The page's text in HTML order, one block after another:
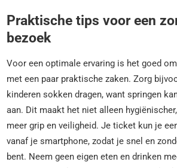
Praktische tips voor een
bezoek
Voor een optimale ervaring is het goed
met een paar praktische zaken. Zorg
kinderen sokken dragen, want springen
aan. Dit maakt het niet alleen
meer grip en veiligheid. Je ticket kun je
vanaf je smartphone, zodat je snel en
bent. Neem geen eigen eten en drinken